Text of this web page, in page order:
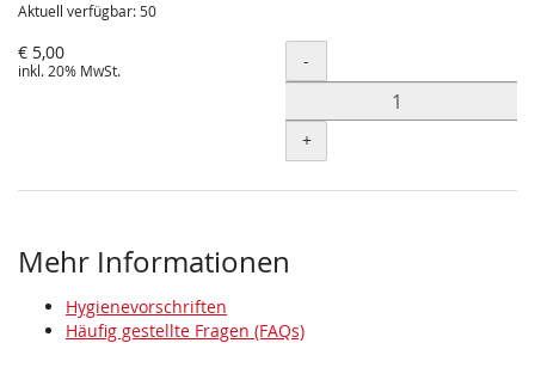
Aktuell verfügbar: 50
€ 5,00
inkl. 20% MwSt. Menge
-
+
Mehr Informationen
Hygienevorschriften
Häufig gestellte Fragen (FAQs)